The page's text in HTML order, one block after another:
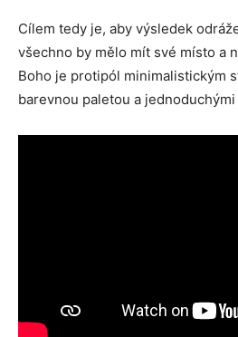
Cílem tedy je, aby výsledek
všechno by mělo mít své místo a
Boho je protipól minimalistickým
barevnou paletou a